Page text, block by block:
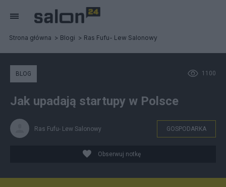
Strona główna Blogi Ras Fufu- Lew Salonowy
1100
BLOG
Jak upadają startupy w Polsce
Ras Fufu- Lew Salonowy GOSPODARKA
Obserwuj notkę